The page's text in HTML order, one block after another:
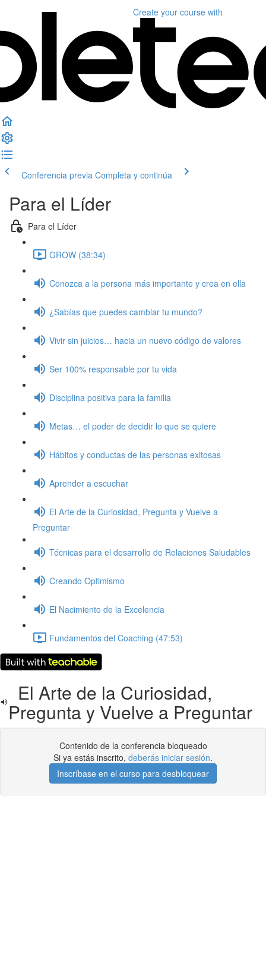
Create your course with
Conferencia previa Completa y continúa
Para el Líder
Para el Líder
GROW (38:34)
Conozca a la persona más importante y crea en ella
¿Sabías que puedes cambiar tu mundo?
Vivir sin juicios… hacia un nuevo código de valores
Ser 100% responsable por tu vida
Disciplina positiva para la familia
Metas… el poder de decidir lo que se quiere
Hábitos y conductas de las personas exitosas
Aprender a escuchar
El Arte de la Curiosidad, Pregunta y Vuelve a
Preguntar
Técnicas para el desarrollo de Relaciones Saludables
Creando Optimismo
El Nacimiento de la Excelencia
Fundamentos del Coaching (47:53)
El Arte de la Curiosidad,
Pregunta y Vuelve a Preguntar
Contenido de la conferencia bloqueado
Si ya estás inscrito, deberás iniciar sesión.
Inscríbase en el curso para desbloquear